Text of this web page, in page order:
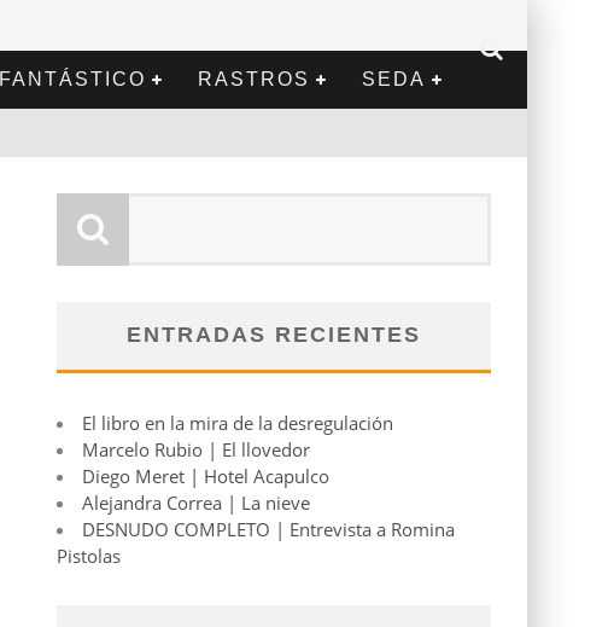
FANTÁSTICO RASTROS SEDA
ENTRADAS RECIENTES
El libro en la mira de la desregulación
Marcelo Rubio | El llovedor
Diego Meret | Hotel Acapulco
Alejandra Correa | La nieve
DESNUDO COMPLETO | Entrevista a Romina
Pistolas